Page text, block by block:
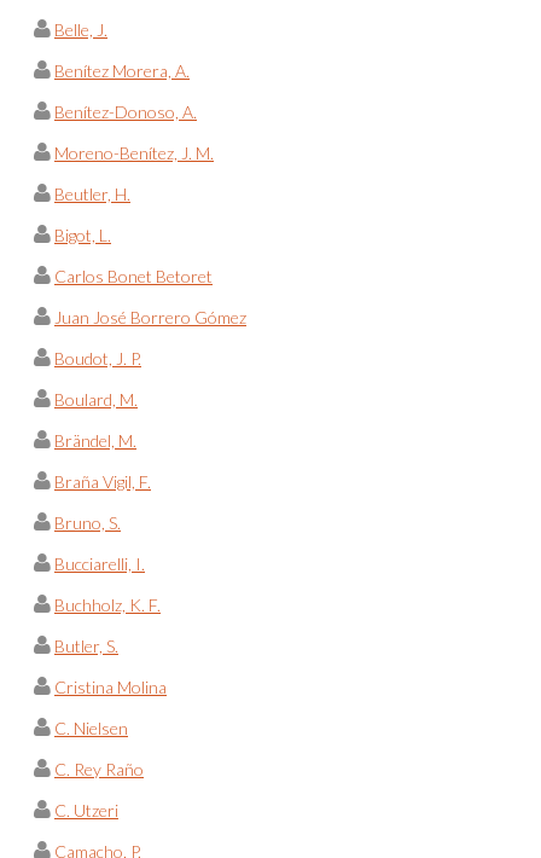
Belle, J.
Benítez Morera, A.
Benítez-Donoso, A.
Moreno-Benítez, J. M.
Beutler, H.
Bigot, L.
Carlos Bonet Betoret
Juan José Borrero Gómez
Boudot, J. P.
Boulard, M.
Brändel, M.
Braña Vigil, F.
Bruno, S.
Bucciarelli, I.
Buchholz, K. F.
Butler, S.
Cristina Molina
C. Nielsen
C. Rey Raño
C. Utzeri
Camacho, P.